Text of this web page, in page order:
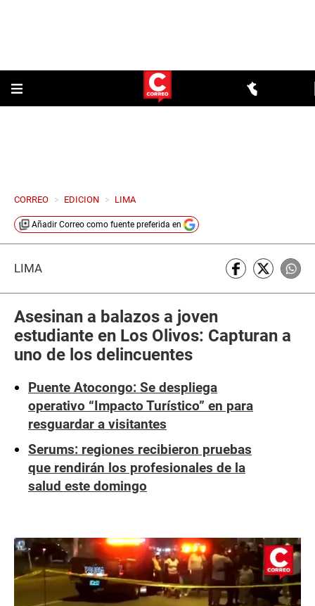
CORREO > EDICION > LIMA
Añadir Correo como fuente preferida en
LIMA
Asesinan a balazos a joven
estudiante en Los Olivos: Capturan a
uno de los delincuentes
Puente Atocongo: Se despliega
operativo “Impacto Turístico” en para
resguardar a visitantes
Serums: regiones recibieron pruebas
que rendirán los profesionales de la
salud este domingo